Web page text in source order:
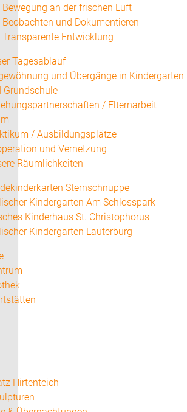
Bewegung an der frischen Luft
Beobachten und Dokumentieren -
Transparente Entwicklung
Tagesablauf
und Übergänge in Kindergarten
Grundschule
/ Elternarbeit
/ Ausbildungsplätze
und Vernetzung
Räumlichkeiten
Sternschnuppe
Kindergarten Am Schlosspark
Kinderhaus St. Christophorus
Kindergarten Lauterburg
Hirtenteich